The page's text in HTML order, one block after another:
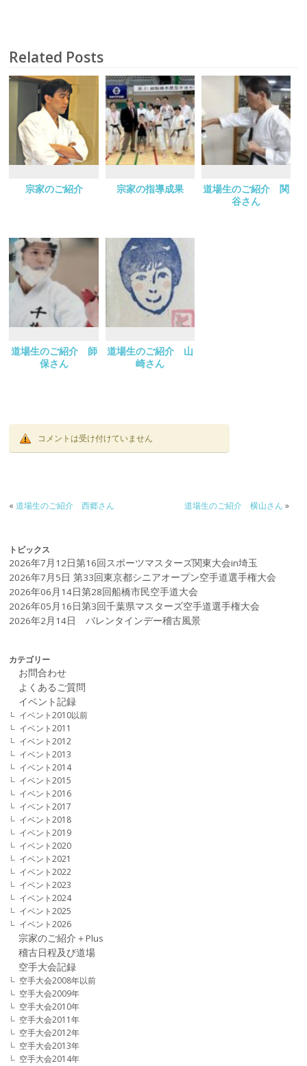
Related Posts
宗家のご紹介 宗家の指導成果
道場生のご紹介 関
谷さん
道場生のご紹介 師
保さん
道場生のご紹介 山
崎さん
コメントは受け付けていません
«道場生のご紹介 西郷さん 道場生のご紹介 横山さん »
トピックス
2026年7月12日第16回スポーツマスターズ関東大会in埼玉
2026年7月5日 第33回東京都シニアオープン空手道選手権大会
2026年06月14日第28回船橋市民空手道大会
2026年05月16日第3回千葉県マスターズ空手道選手権大会
2026年2月14日 バレンタインデー稽古風景
カテゴリー
お問合わせ
よくあるご質問
イベント記録
イベント2010以前
イベント2011
イベント2012
イベント2013
イベント2014
イベント2015
イベント2016
イベント2017
イベント2018
イベント2019
イベント2020
イベント2021
イベント2022
イベント2023
イベント2024
イベント2025
イベント2026
宗家のご紹介＋Plus
稽古日程及び道場
空手大会記録
空手大会2008年以前
空手大会2009年
空手大会2010年
空手大会2011年
空手大会2012年
空手大会2013年
空手大会2014年